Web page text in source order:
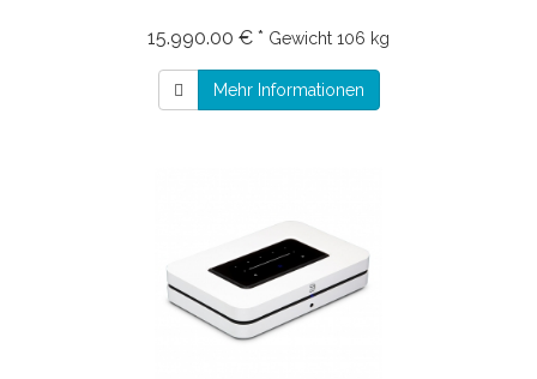
15.990.00 € * Gewicht 106 kg
Mehr Informationen